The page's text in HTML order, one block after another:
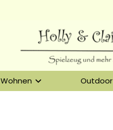
Wohnen Outdoor